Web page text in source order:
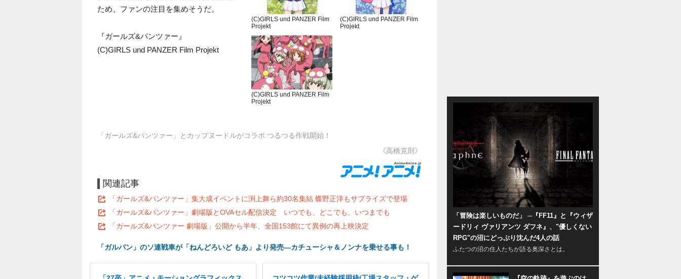
(C)GIRLS und PANZER Film
Projekt
(C)GIRLS und PANZER Film
Projekt
(C)GIRLS und PANZER Film
Projekt
ため、ファンの注目を集めそうだ。
『ガールズ&パンツァー』
(C)GIRLS und PANZER Film Projekt
「ガールズ&パンツァー」とカップヌードルがコラボ つるつる作戦開始！
《高橋克則》
関連記事
「ガールズ&パンツァー」集大成イベントに渕上舞ら約30名集結 蝶野正洋もサプライズで登場
「ガールズ&パンツァー」劇場版とOVAセル配信決定 いつでも、どこでも、いつまでも
「ガールズ&パンツァー 劇場版」公開から半年、全国153館にて異例の再上映決定
「ガルパン」のソ連戦車が「ねんどろいど もあ」より発売―カチューシャ＆ノンナを乗せる事も！
「冒険は楽しいものだ」 ─『FF11』と『ウィザ
ードリィ ヴァリアンツ ダフネ』、"優しくない
RPG"の沼にどっぷり沈んだ4人の話
ふたつの沼の住人たちが語る奥深さとは。